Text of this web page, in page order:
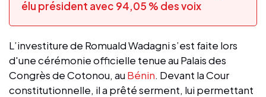
élu président avec 94,05 % des voix
L’investiture de Romuald Wadagni s’est faite lors
d'une cérémonie officielle tenue au Palais des
Congrès de Cotonou, au Bénin. Devant la Cour
constitutionnelle, il a prêté serment, lui permettant